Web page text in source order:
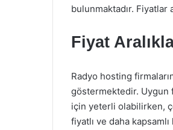
bulunmaktadır. Fiyatlar
Fiyat
Radyo hosting
göstermektedir. Uygun
için yeterli olabilirken,
fiyatlı ve daha